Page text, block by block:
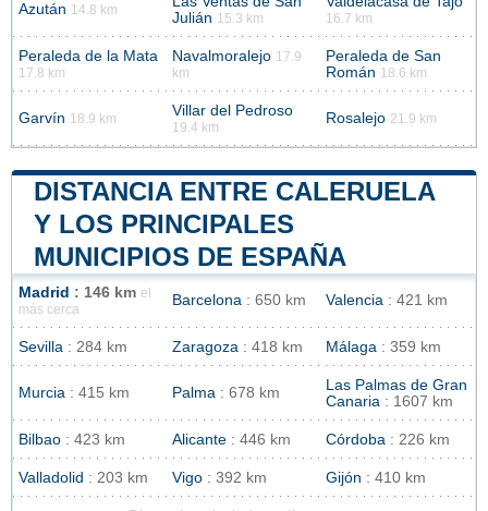
Azután 14.8 km
Julián 15.3 km 16.7 km
Peraleda de la Mata
17.8 km
Navalmoralejo 17.9
km
Peraleda de San
Román 18.6 km
Garvín 18.9 km Villar del Pedroso
19.4 km
Rosalejo 21.9 km
DISTANCIA ENTRE CALERUELA
Y LOS PRINCIPALES
MUNICIPIOS DE ESPAÑA
Madrid : 146 km el
más cerca
Barcelona : 650 km Valencia : 421 km
Sevilla : 284 km Zaragoza : 418 km Málaga : 359 km
Murcia : 415 km Palma : 678 km
Las Palmas de Gran
Canaria : 1607 km
Bilbao : 423 km Alicante : 446 km Córdoba : 226 km
Valladolid : 203 km Vigo : 392 km Gijón : 410 km